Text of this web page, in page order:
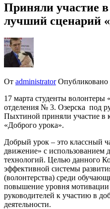
Приняли участие
лучший сценарий
От administrator Опубликовано
17 марта студенты
отделения № 3. Озерска под
Пыхтиной приняли участие в
«Доброго урока».
Добрый урок – это классный
движение» с использованием
технологий. Целью данного
эффективной системы
(волонтерства) среди
повышение уровня
руководителей к участию в
деятельности.